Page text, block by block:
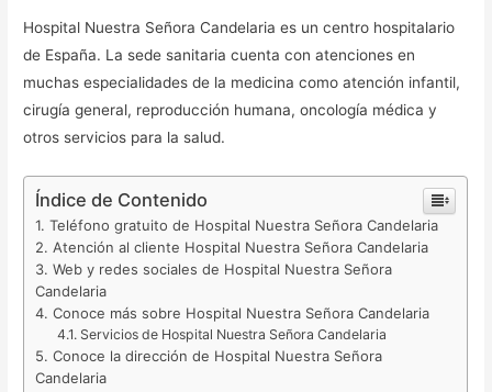
Hospital Nuestra Señora Candelaria es un centro hospitalario
de España. La sede sanitaria cuenta con atenciones en
muchas especialidades de la medicina como atención infantil,
cirugía general, reproducción humana, oncología médica y
otros servicios para la salud.
Índice de Contenido
Teléfono gratuito de Hospital Nuestra Señora Candelaria
Atención al cliente Hospital Nuestra Señora Candelaria
Web y redes sociales de Hospital Nuestra Señora
Candelaria
Conoce más sobre Hospital Nuestra Señora Candelaria
Servicios de Hospital Nuestra Señora Candelaria
Conoce la dirección de Hospital Nuestra Señora
Candelaria